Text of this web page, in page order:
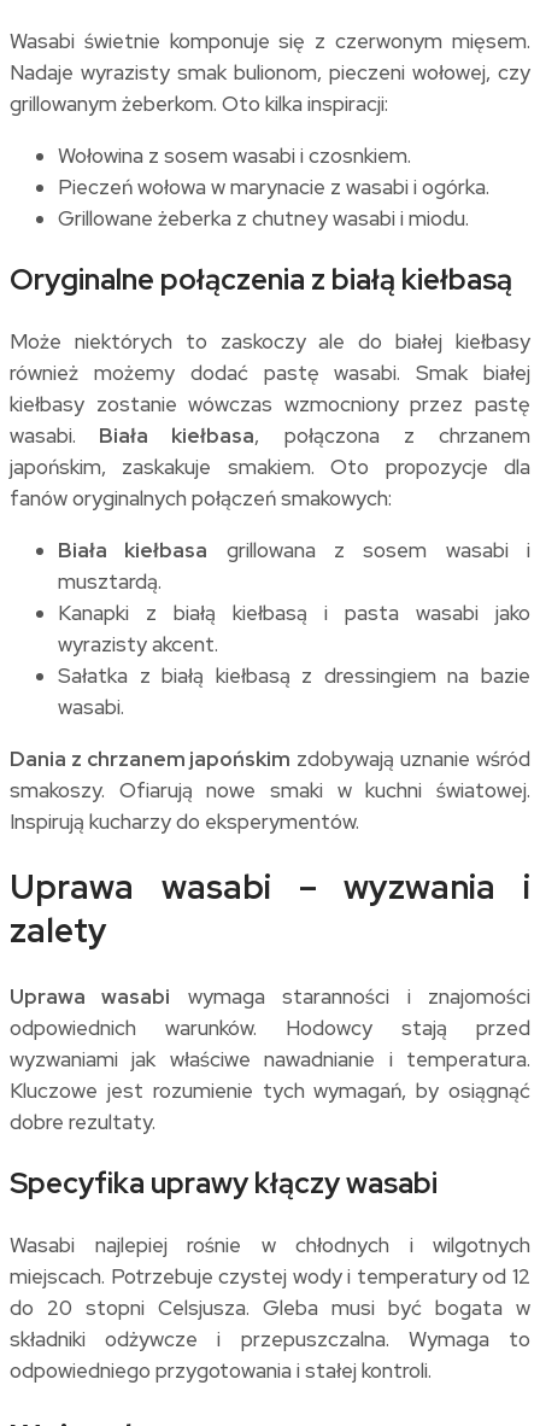
Wasabi świetnie komponuje się z czerwonym mięsem.
Nadaje wyrazisty smak bulionom, pieczeni wołowej, czy
grillowanym żeberkom. Oto kilka inspiracji:
Wołowina z sosem wasabi i czosnkiem.
Pieczeń wołowa w marynacie z wasabi i ogórka.
Grillowane żeberka z chutney wasabi i miodu.
Oryginalne połączenia z białą kiełbasą
Może niektórych to zaskoczy ale do białej kiełbasy
również możemy dodać pastę wasabi. Smak białej
kiełbasy zostanie wówczas wzmocniony przez pastę
wasabi. Biała kiełbasa, połączona z chrzanem
japońskim, zaskakuje smakiem. Oto propozycje dla
fanów oryginalnych połączeń smakowych:
Biała kiełbasa grillowana z sosem wasabi i
musztardą.
Kanapki z białą kiełbasą i pasta wasabi jako
wyrazisty akcent.
Sałatka z białą kiełbasą z dressingiem na bazie
wasabi.
Dania z chrzanem japońskim zdobywają uznanie wśród
smakoszy. Ofiarują nowe smaki w kuchni światowej.
Inspirują kucharzy do eksperymentów.
Uprawa wasabi – wyzwania i
zalety
Uprawa wasabi wymaga staranności i znajomości
odpowiednich warunków. Hodowcy stają przed
wyzwaniami jak właściwe nawadnianie i temperatura.
Kluczowe jest rozumienie tych wymagań, by osiągnąć
dobre rezultaty.
Specyfika uprawy kłączy wasabi
Wasabi najlepiej rośnie w chłodnych i wilgotnych
miejscach. Potrzebuje czystej wody i temperatury od 12
do 20 stopni Celsjusza. Gleba musi być bogata w
składniki odżywcze i przepuszczalna. Wymaga to
odpowiedniego przygotowania i stałej kontroli.